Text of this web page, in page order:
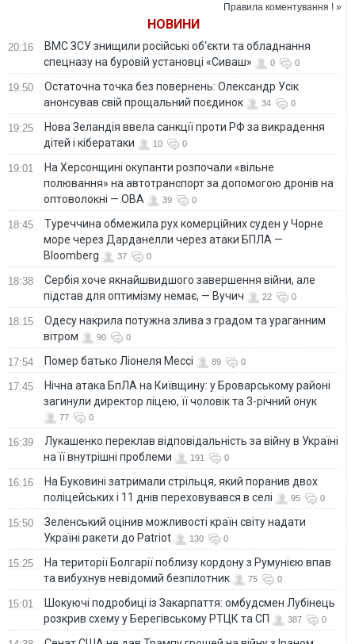
Правила коментування ! »
НОВИНИ
20:16
ВМС ЗСУ знищили російські об'єкти та обладнання
спецназу на буровій установці «Сиваш»
0 0
19:50
Остаточна точка без повернень: Олександр Усік
анонсував свій прощальний поєдинок
34 0
19:25
Нова Зеландія ввела санкції проти РФ за викрадення
дітей і кібератаки
10 0
19:01
На Херсонщині окупанти розпочали «вільне
полювання» на автотранспорт за допомогою дронів на
оптоволокні — ОВА
39 0
18:45
Туреччина обмежила рух комерційних суден у Чорне
море через Дарданелли через атаки БПЛА —
Bloomberg
37 0
18:38
Сербія хоче якнайшвидшого завершення війни, але
підстав для оптимізму немає, — Вучич
22 0
18:15
Одесу накрила потужна злива з градом та ураганним
вітром
90 0
17:54 Помер батько Ліонеля Мессі 89 0
17:45
Нічна атака БпЛА на Київщину: у Броварському районі
загинули директор ліцею, її чоловік та 3-річний онук
77 0
16:39
Лукашенко переклав відповідальність за війну в Україні
на її внутрішні проблеми
191 0
16:16
На Буковині затримали стрільця, який поранив двох
поліцейських і 11 днів переховувався в селі
95 0
15:50
Зеленський оцінив можливості країн світу надати
Україні ракети до Patriot
130 0
15:25
На території Болгарії поблизу кордону з Румунією впав
та вибухнув невідомий безпілотник
75 0
15:01
Шокуючі подробиці із Закарпаття: омбудсмен Лубінець
розкрив схему у Берегівському РТЦК та СП
387 0